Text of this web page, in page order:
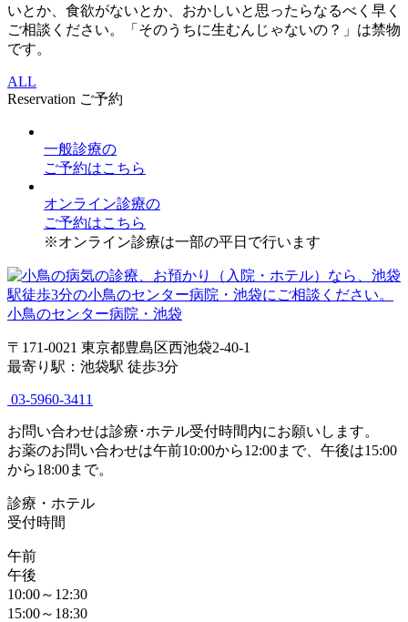
いとか、食欲がないとか、おかしいと思ったらなるべく早く
ご相談ください。「そのうちに生むんじゃないの？」は禁物
です。
ALL
Reservation ご予約
一般診療の
ご予約はこちら
オンライン診療の
ご予約はこちら
※オンライン診療は一部の平日で行います
小鳥のセンター病院・池袋
〒171-0021 東京都豊島区西池袋2-40-1
最寄り駅：池袋駅 徒歩3分
03-5960-3411
お問い合わせは診療･ホテル受付時間内にお願いします。
お薬のお問い合わせは午前10:00から12:00まで、午後は15:00
から18:00まで。
診療・ホテル
受付時間
午前
午後
10:00～12:30
15:00～18:30